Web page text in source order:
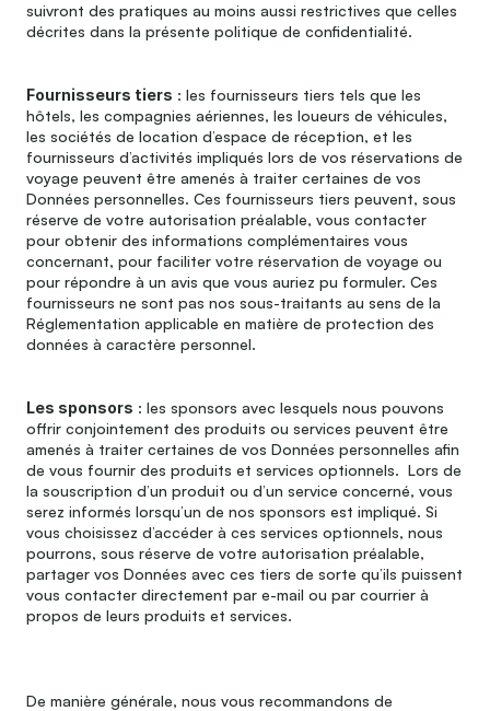
suivront des pratiques au moins aussi restrictives que celles
décrites dans la présente politique de confidentialité.
Fournisseurs tiers : les fournisseurs tiers tels que les
hôtels, les compagnies aériennes, les loueurs de véhicules,
les sociétés de location d’espace de réception, et les
fournisseurs d’activités impliqués lors de vos réservations de
voyage peuvent être amenés à traiter certaines de vos
Données personnelles. Ces fournisseurs tiers peuvent, sous
réserve de votre autorisation préalable, vous contacter
pour obtenir des informations complémentaires vous
concernant, pour faciliter votre réservation de voyage ou
pour répondre à un avis que vous auriez pu formuler. Ces
fournisseurs ne sont pas nos sous-traitants au sens de la
Réglementation applicable en matière de protection des
données à caractère personnel.
Les sponsors : les sponsors avec lesquels nous pouvons
offrir conjointement des produits ou services peuvent être
amenés à traiter certaines de vos Données personnelles afin
de vous fournir des produits et services optionnels.  Lors de
la souscription d’un produit ou d’un service concerné, vous
serez informés lorsqu’un de nos sponsors est impliqué. Si
vous choisissez d’accéder à ces services optionnels, nous
pourrons, sous réserve de votre autorisation préalable,
partager vos Données avec ces tiers de sorte qu’ils puissent
vous contacter directement par e-mail ou par courrier à
propos de leurs produits et services.
De manière générale, nous vous recommandons de